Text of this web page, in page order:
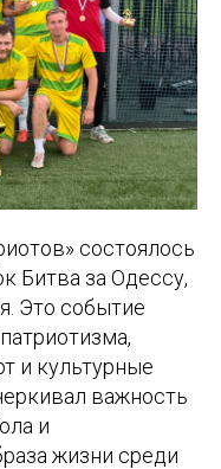
состоялось
Битва за Одессу,
Это событие
и культурные
важность
и
жизни среди